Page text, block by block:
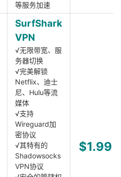
等服务加速
SurfShark
VPN
√无限带宽、服
务器切换
√完美解锁
Netflix、迪士
尼、Hulu等流
媒体
√支持
Wireguard加
密协议
√其特有的
Shadowsocks
VPN协议
$1.99